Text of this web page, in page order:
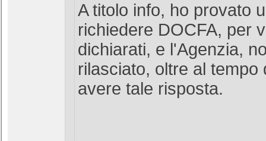
A titolo info, ho provato
richiedere DOCFA, per
dichiarati, e l'Agenzia,
rilasciato, oltre al tempo
avere tale risposta.